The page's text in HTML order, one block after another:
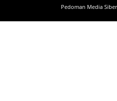
Pedoman Media Siber